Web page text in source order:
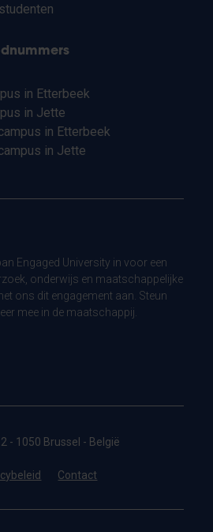
in Etterbeek
in Jette
in Etterbeek
in Jette
Engaged University in voor een
onderwijs en maatschappelijke
ons dit engagement aan. Steun
mee in de maatschappij.
- 1050 Brussel - België
Contact